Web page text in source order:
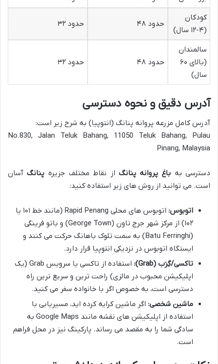
کودکان
(۴-۱۲ سال)
حدود ۴۸ حدود ۳۲
سالمندان
(بالای ۶۰
سال)
حدود ۴۸ حدود ۳۲
آدرس دقیق و نحوه دسترسی
آدرس کامل مزرعه پروانه پنانگ (انتوپیا) به شرح زیر است:
No.830, Jalan Teluk Bahang, 11050 Teluk Bahang, Pulau
Pinang, Malaysia
دسترسی به باغ پروانه پنانگ از نقاط مختلف جزیره پنانگآسان
است. می توانید از روش های زیر استفاده کنید:
اتوبوس:
اتوبوس های محلی Rapid Penang (مانند خط ۱۰۱ یا
۱۰۲) از مرکز شهر جرج تاون (George Town) و باتو فرینگی
(Batu Ferringhi) به سمت تلوک باهانگ حرکت می کنند و
ایستگاه اتوبوس در نزدیکی انتوپیا قرار دارد.
تاکسی/گِرَب (Grab):
استفاده از تاکسی یا سرویس Grab (یک
اپلیکیشن محبوب در مالزی) راحت ترین و سریع ترین راه
دسترسی است، به خصوص اگر با خانواده سفر می کنید.
ماشین شخصی: اگر ماشین کرایه کرده اید، مسیریابی با
استفاده از اپلیکیشن های نقشه مانند Google Maps به
سادگی شما را به مقصد می رساند. پارکینگ نیز در محل فراهم
است.